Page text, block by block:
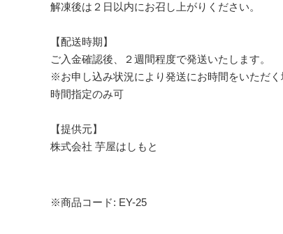
解凍後は２日以内にお召し上がりください。
【配送時期】
ご入金確認後、２週間程度で発送いたします。
※お申し込み状況により発送にお時間をいただ
時間指定のみ可
【提供元】
株式会社 芋屋はしもと
※商品コード: EY-25